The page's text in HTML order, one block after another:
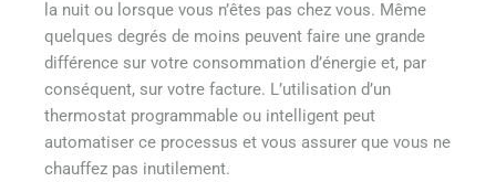
la nuit ou lorsque vous n’êtes pas chez vous. Même
quelques degrés de moins peuvent faire une grande
différence sur votre consommation d’énergie et, par
conséquent, sur votre facture. L’utilisation d’un
thermostat programmable ou intelligent peut
automatiser ce processus et vous assurer que vous ne
chauffez pas inutilement.